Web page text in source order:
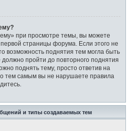
при просмотре темы, вы можете
страницы форума. Если этого не
возможность поднятия тем могла быть
пройти до повторного поднятия
поднять тему, просто ответив на
тем самым вы не нарушаете правила
и типы создаваемых тем